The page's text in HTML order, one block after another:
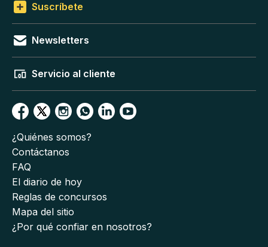
Suscríbete
Newsletters
Servicio al cliente
¿Quiénes somos?
Contáctanos
FAQ
El diario de hoy
Reglas de concursos
Mapa del sitio
¿Por qué confiar en nosotros?